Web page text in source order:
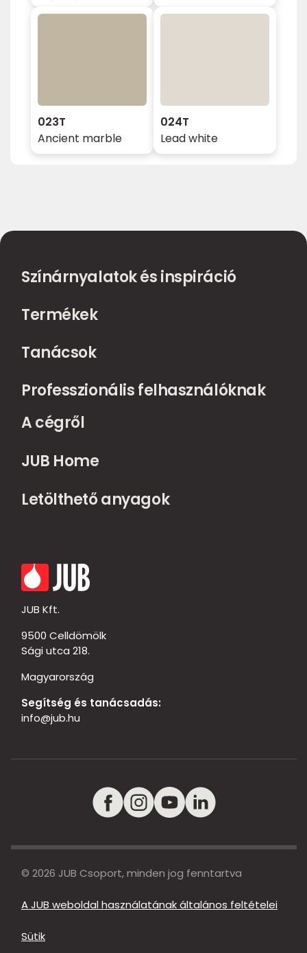
023T
Ancient marble
024T
Lead white
Színárnyalatok és inspiráció
Termékek
Tanácsok
Professzionális felhasználóknak
A cégről
JUB Home
Letölthető anyagok
JUB Kft.
9500 Celldömölk
Sági utca 218.
Magyarország
Segítség és tanácsadás:
info@jub.hu
© 2026 JUB Csoport, minden jog fenntartva
A JUB weboldal használatának általános feltételei
Sütik